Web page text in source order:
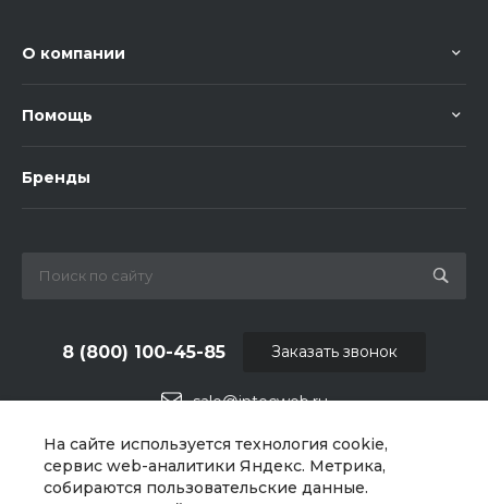
На сайте используется технология cookie,
сервис web-аналитики Яндекс. Метрика,
собираются пользовательские данные.
О компании
Помощь
Бренды
sale@intecweb.ru
8 (800) 100-45-85
г. Челябинск, ул.Свободы, д.93, оф. 6
Заказать звонок